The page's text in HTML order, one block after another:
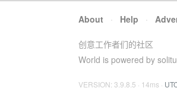
About · Help ·
创意工作者们的社区
World is powered by
VERSION: 3.9.8.5 · 14ms ·